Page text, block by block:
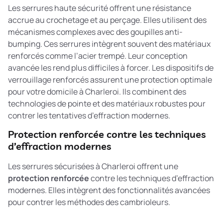
Les serrures haute sécurité offrent une résistance
accrue au crochetage et au perçage. Elles utilisent des
mécanismes complexes avec des goupilles anti-
bumping. Ces serrures intègrent souvent des matériaux
renforcés comme l’acier trempé. Leur conception
avancée les rend plus difficiles à forcer. Lesdispositifs de
verrouillage renforcésassurent une protection optimale
pour votre domicile à Charleroi. Ils combinent des
technologies de pointe et des matériaux robustes pour
contrer les tentatives d’effraction modernes.
Protection renforcée contre les techniques
d’effraction modernes
Les serrures sécurisées à Charleroi offrent une
protection renforcéecontre les techniques d’effraction
modernes. Elles intègrent des fonctionnalités avancées
pour contrer les méthodes des cambrioleurs.